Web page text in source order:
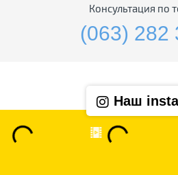
Консультация по
(063) 282
Наш